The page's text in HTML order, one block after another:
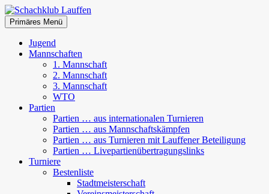
Zum
Inhalt
springen
Schachklub Lauffen
Suchen
Primäres Menü
Jugend
Mannschaften
1. Mannschaft
2. Mannschaft
3. Mannschaft
WTO
Partien
Partien … aus internationalen Turnieren
Partien … aus Mannschaftskämpfen
Partien … aus Turnieren mit Lauffener Beteiligung
Partien … Livepartienübertragungslinks
Turniere
Bestenliste
Stadtmeisterschaft